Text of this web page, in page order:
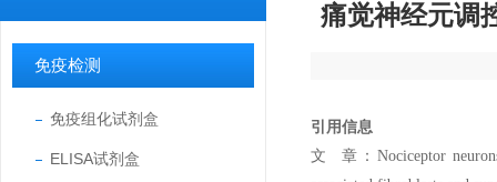
免疫检测
免疫组化试剂盒
ELISA试剂盒
痛觉神经元调
引用信息
文 章：Nociceptor